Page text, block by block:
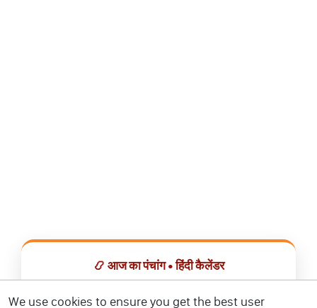
📿 आज का पंचांग • हिंदी कैलेंडर
We use cookies to ensure you get the best user